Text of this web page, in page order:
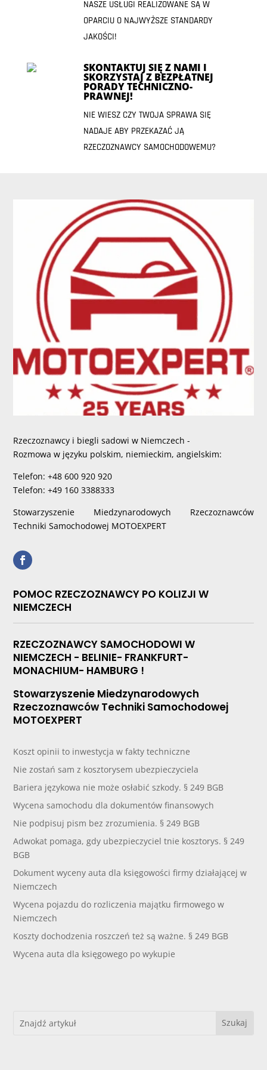
NASZE USŁUGI REALIZOWANE SĄ W
OPARCIU O NAJWYŻSZE STANDARDY
JAKOŚCI!
SKONTAKTUJ SIĘ Z NAMI I
SKORZYSTAJ Z BEZPŁATNEJ
PORADY TECHNICZNO-
PRAWNEJ!
NIE WIESZ CZY TWOJA SPRAWA SIĘ
NADAJE ABY PRZEKAZAĆ JĄ
RZECZOZNAWCY SAMOCHODOWEMU?
Rzeczoznawcy i biegli sadowi w Niemczech -
Rozmowa w języku polskim, niemieckim, angielskim:
Telefon: +48 600 920 920
Telefon: +49 160 3388333
Stowarzyszenie Miedzynarodowych Rzeczoznawców
Techniki Samochodowej MOTOEXPERT
POMOC RZECZOZNAWCY PO KOLIZJI W
NIEMCZECH
RZECZOZNAWCY SAMOCHODOWI W
NIEMCZECH - BELINIE- FRANKFURT-
MONACHIUM- HAMBURG !
Stowarzyszenie Miedzynarodowych
Rzeczoznawców Techniki Samochodowej
MOTOEXPERT
Koszt opinii to inwestycja w fakty techniczne
Nie zostań sam z kosztorysem ubezpieczyciela
Bariera językowa nie może osłabić szkody. § 249 BGB
Wycena samochodu dla dokumentów finansowych
Nie podpisuj pism bez zrozumienia. § 249 BGB
Adwokat pomaga, gdy ubezpieczyciel tnie kosztorys. § 249
BGB
Dokument wyceny auta dla księgowości firmy działającej w
Niemczech
Wycena pojazdu do rozliczenia majątku firmowego w
Niemczech
Koszty dochodzenia roszczeń też są ważne. § 249 BGB
Wycena auta dla księgowego po wykupie